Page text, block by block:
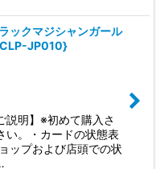
ックマジシャンガール
JP010}
説明】※初めて購入さ
い。・カードの状態表
ップおよび店頭での状